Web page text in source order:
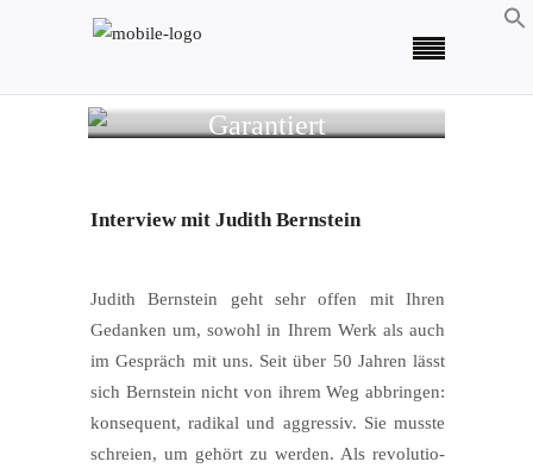
Garantiert
Interview mit Judith Bernstein
Judith Bern­stein geht sehr offen mit Ihren
Gedan­ken um, sowohl in Ihrem Werk als auch
im Gespräch mit uns. Seit über 50 Jah­ren lässt
sich Bern­stein nicht von ihrem Weg abbrin­gen:
kon­se­quent, radi­kal und aggres­siv. Sie muss­te
schrei­en, um gehört zu wer­den. Als revo­lu­tio­